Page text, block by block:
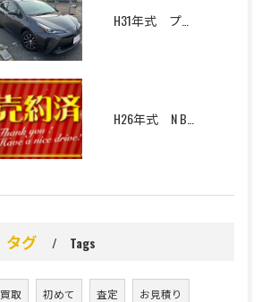
タグ Tags
買取 初めて 査定 お見積り